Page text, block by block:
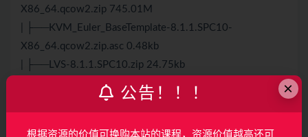
X86_64.qcow2.zip 745.01M
| ├──KVM_Euler_BaseTemplate-8.1.1.SPC10-
X86_64.qcow2.zip.asc 0.48kb
| ├──LVS-8.1.1.SPC10.zip 24.75kb
| ├──LVS-8.1.1.SPC10.zip.asc 0.48kb
| ├──ManageOneIAM-8.1.1.SPC1.zip 133.56M
×
公告！！！
根据资源的价值可换购本站的课程，资源价值越高还可